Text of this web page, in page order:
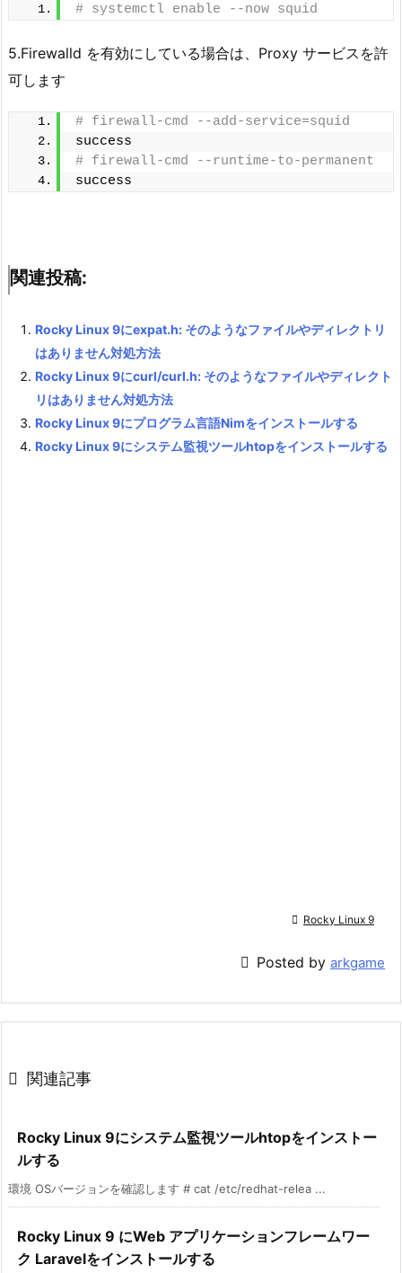
# systemctl enable --now squid
5.Firewalld を有効にしている場合は、Proxy サービスを許
可します
# firewall-cmd --add-service=squid
success
# firewall-cmd --runtime-to-permanent
success
関連投稿:
Rocky Linux 9にexpat.h: そのようなファイルやディレクトリ
はありません対処方法
Rocky Linux 9にcurl/curl.h: そのようなファイルやディレクト
リはありません対処方法
Rocky Linux 9にプログラム言語Nimをインストールする
Rocky Linux 9にシステム監視ツールhtopをインストールする
 Rocky Linux 9
 Posted by arkgame
 関連記事
Rocky Linux 9にシステム監視ツールhtopをインストー
ルする
環境 OSバージョンを確認します # cat /etc/redhat-relea ...
Rocky Linux 9 にWeb アプリケーションフレームワー
ク Laravelをインストールする